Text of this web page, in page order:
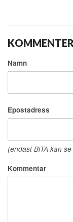
Namn
Epostadress
(endast BiTA kan
Kommentar